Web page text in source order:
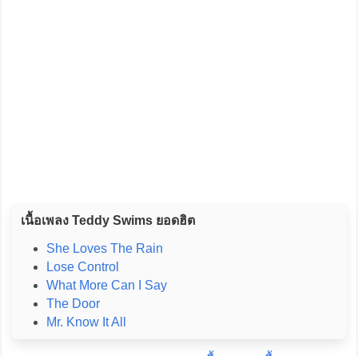
เนื้อเพลง Teddy Swims ยอดฮิต
She Loves The Rain
Lose Control
What More Can I Say
The Door
Mr. Know It All